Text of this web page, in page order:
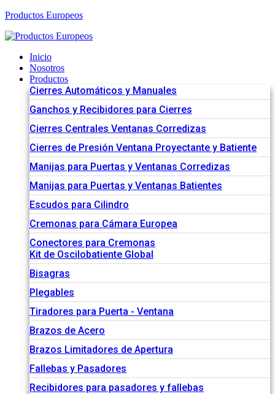
Productos Europeos
Inicio
Nosotros
Productos
Cierres Automáticos y Manuales
Ganchos y Recibidores para Cierres
Cierres Centrales Ventanas Corredizas
Cierres de Presión Ventana Proyectante y Batiente
Manijas para Puertas y Ventanas Corredizas
Manijas para Puertas y Ventanas Batientes
Escudos para Cilindro
Cremonas para Cámara Europea
Conectores para Cremonas
Kit de Oscilobatiente Global
Bisagras
Plegables
Tiradores para Puerta - Ventana
Brazos de Acero
Brazos Limitadores de Apertura
Fallebas y Pasadores
Recibidores para pasadores y fallebas